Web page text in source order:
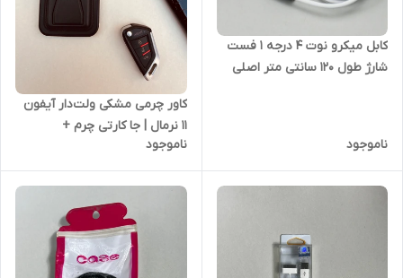
کابل میکرو نوت 4 درجه 1 فست
شارژ طول 120 سانتی متر اصلی
ناموجود
کاور چرمی مشکی ولت‌دار آیفون
11 نرمال | جا کارتی چرم +
عالی
ناموجود